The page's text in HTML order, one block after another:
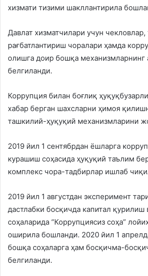
хизмати тизими шакллантирила
Давлат хизматчилари учун
рағбатлантириш чоралари ҳамда
олишга доир бошқа механизмларнинг
белгиланди.
Коррупция билан боғлиқ
хабар берган шахсларни ҳимоя
ташкилий-ҳуқуқий механизмларини
2019 йил 1 сентябрдан ёшларга
курашиш соҳасида ҳуқуқий таълим
комплекс чора-тадбирлар ишлаб
2019 йил 1 августдан эксперимент
дастлабки босқичда капитал қурилиш
соҳаларида “Коррупциясиз соҳа”
оширила бошланди. 2020 йил 1
бошқа соҳаларга ҳам босқичма-
белгиланди.